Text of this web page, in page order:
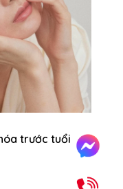
trước tuổi